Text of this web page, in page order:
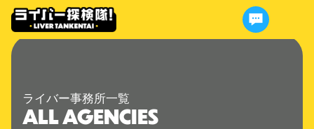
ライバー事務所一覧
ALL AGENCIES